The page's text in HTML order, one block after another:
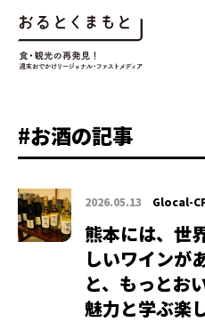
#お酒の記事
2026.05.13 Glocal-
熊本には、世
しいワインが
と、もっとお
魅力と学ぶ楽